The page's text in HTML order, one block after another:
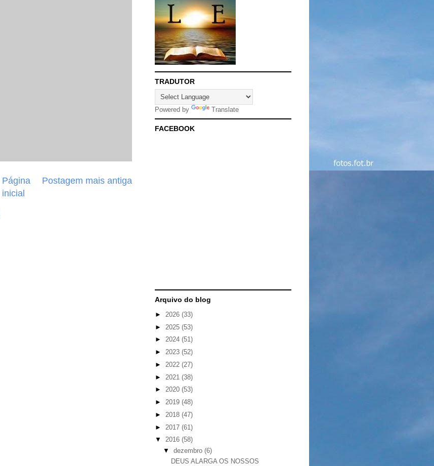
Postagem mais antiga
Página
inicial
TRADUTOR
Powered by Translate
FACEBOOK
Arquivo do blog
► 2026 (33)
► 2025 (53)
► 2024 (51)
► 2023 (52)
► 2022 (27)
► 2021 (38)
► 2020 (53)
► 2019 (48)
► 2018 (47)
► 2017 (61)
▼ 2016 (58)
▼ dezembro (6)
DEUS ALARGA OS NOSSOS